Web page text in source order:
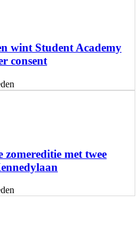
wint Student Academy
consent
met twee